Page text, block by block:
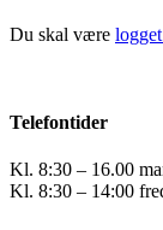
Du skal være
Telefontider
Kl. 8:30 – 16.00
Kl. 8:30 – 14:00